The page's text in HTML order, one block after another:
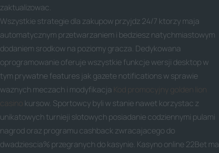
zaktualizowac.
Wszystkie strategie dla zakupow przyjdz 24/7 ktorzy maja
automatycznym przetwarzaniem i bedziesz natychmiastowym
dodaniem srodkow na poziomy gracza. Dedykowana
oprogramowanie oferuje wszystkie funkcje wersji desktop w
tym prywatne features jak gazete notifications w sprawie
waznych meczach i modyfikacja Kod promocyjny golden lion
casino kursow. Sportowcy byli w stanie nawet korzystac z
unikatowych turnieji slotowych posiadanie codziennymi pulami
nagrod oraz programu cashback zwracajacego do
dwadziescia% przegranych do kasynie. Kasyno online 22Bet ma